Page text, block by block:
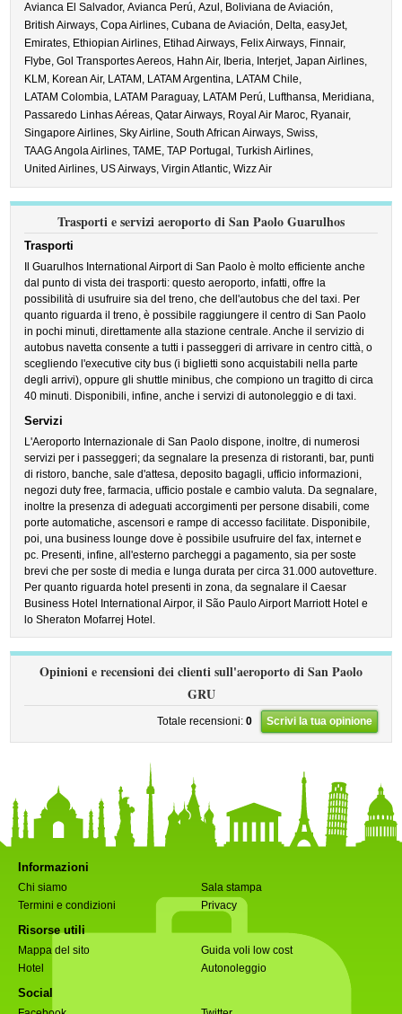
Avianca El Salvador,Avianca Perú,Azul, Boliviana de Aviación,
British Airways,Copa Airlines,Cubana de Aviación, Delta,easyJet,
Emirates, Ethiopian Airlines, Etihad Airways, Felix Airways, Finnair,
Flybe,Gol Transportes Aereos, Hahn Air, Iberia, Interjet,Japan Airlines,
KLM, Korean Air, LATAM, LATAM Argentina, LATAM Chile,
LATAM Colombia, LATAM Paraguay, LATAM Perú, Lufthansa, Meridiana,
Passaredo Linhas Aéreas,Qatar Airways, Royal Air Maroc, Ryanair,
Singapore Airlines,Sky Airline,South African Airways,Swiss,
TAAG Angola Airlines,TAME,TAP Portugal,Turkish Airlines,
United Airlines, US Airways,Virgin Atlantic,Wizz Air
Trasporti e servizi aeroporto di San Paolo Guarulhos
Trasporti
Il Guarulhos International Airport di San Paolo è molto efficiente anche
dal punto di vista dei trasporti: questo aeroporto, infatti, offre la
possibilità di usufruire sia del treno, che dell'autobus che del taxi. Per
quanto riguarda il treno, è possibile raggiungere il centro di San Paolo
in pochi minuti, direttamente alla stazione centrale. Anche il servizio di
autobus navetta consente a tutti i passeggeri di arrivare in centro città, o
scegliendo l'executive city bus (i biglietti sono acquistabili nella parte
degli arrivi), oppure gli shuttle minibus, che compiono un tragitto di circa
40 minuti. Disponibili, infine, anche i servizi di autonoleggio e di taxi.
Servizi
L'Aeroporto Internazionale di San Paolo dispone, inoltre, di numerosi
servizi per i passeggeri; da segnalare la presenza di ristoranti, bar, punti
di ristoro, banche, sale d'attesa, deposito bagagli, ufficio informazioni,
negozi duty free, farmacia, ufficio postale e cambio valuta. Da segnalare,
inoltre la presenza di adeguati accorgimenti per persone disabili, come
porte automatiche, ascensori e rampe di accesso facilitate. Disponibile,
poi, una business lounge dove è possibile usufruire del fax, internet e
pc. Presenti, infine, all'esterno parcheggi a pagamento, sia per soste
brevi che per soste di media e lunga durata per circa 31.000 autovetture.
Per quanto riguarda hotel presenti in zona, da segnalare il Caesar
Business Hotel International Airpor, il São Paulo Airport Marriott Hotel e
lo Sheraton Mofarrej Hotel.
Opinioni e recensioni dei clienti sull'aeroporto di San Paolo
GRU
Totale recensioni: 0 Scrivi la tua opinione
Informazioni
Chi siamo
Sala stampa
Termini e condizioni
Privacy
Risorse utili
Mappa del sito
Guida voli low cost
Hotel
Autonoleggio
Social